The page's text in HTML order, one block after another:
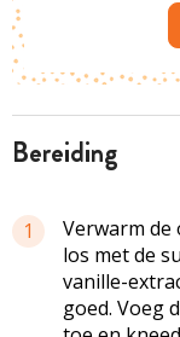
bereiding
1
Verwarm de
los met de
vanille-
goed. Voeg